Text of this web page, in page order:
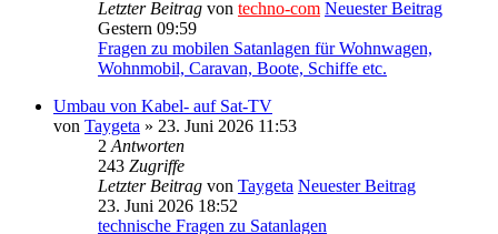
Letzter Beitrag von techno-com Neuester Beitrag
Gestern 09:59
Fragen zu mobilen Satanlagen für Wohnwagen,
Wohnmobil, Caravan, Boote, Schiffe etc.
Umbau von Kabel- auf Sat-TV
von Taygeta » 23. Juni 2026 11:53
2Antworten
243 Zugriffe
Letzter Beitrag von Taygeta Neuester Beitrag
23. Juni 2026 18:52
technische Fragen zu Satanlagen